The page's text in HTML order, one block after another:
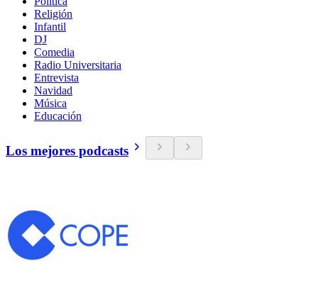
Religión
Infantil
DJ
Comedia
Radio Universitaria
Entrevista
Navidad
Música
Educación
Los mejores podcasts